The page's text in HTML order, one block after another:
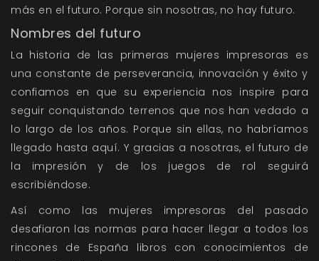
más en el futuro. Porque sin nosotras, no hay futuro.
Nombres del futuro
La historia de las primeras mujeres impresoras es
una constante de perseverancia, innovación y éxito y
confiamos en que su experiencia nos inspire para
seguir conquistando terrenos que nos han vedado a
lo largo de los años. Porque sin ellas, no habríamos
llegado hasta aquí. Y gracias a nosotras, el futuro de
la impresión y de los juegos de rol seguirá
escribiéndose.
Así como las mujeres impresoras del pasado
desafiaron las normas para hacer llegar a todos los
rincones de España libros con conocimientos de